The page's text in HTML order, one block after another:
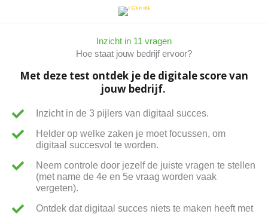
Inzicht in 11 vragen
Hoe staat jouw bedrijf ervoor?
Met deze test ontdek je de digitale score van
jouw bedrijf.
Inzicht in de 3 pijlers van digitaal succes.
Helder op welke zaken je moet focussen, om
digitaal succesvol te worden.
Neem controle door jezelf de juiste vragen te stellen
(met name de 4e en 5e vraag worden vaak
vergeten).
Ontdek dat digitaal succes niets te maken heeft met